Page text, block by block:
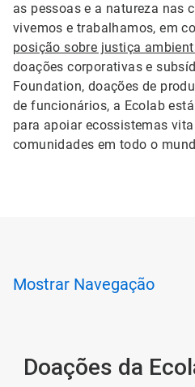
as pessoas e a natureza nas
vivemos e trabalhamos, em
posição sobre justiça
doações corporativas e
Foundation, doações de
de funcionários, a Ecolab
para apoiar ecossistemas
comunidades em todo o
Mostrar Navegação
Doações da